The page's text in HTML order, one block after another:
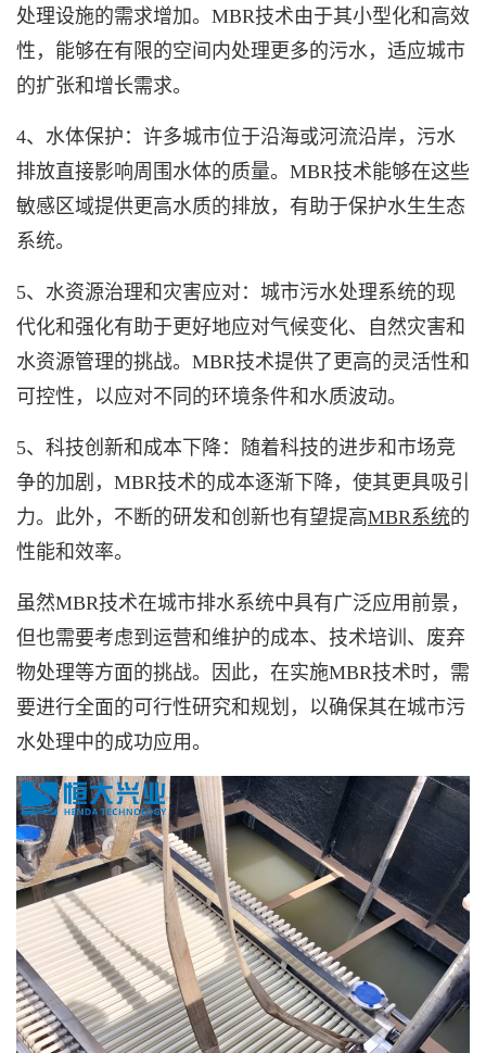
处理设施的需求增加。MBR技术由于其小型化和高效
性，能够在有限的空间内处理更多的污水，适应城市
的扩张和增长需求。
4、水体保护：许多城市位于沿海或河流沿岸，污水
排放直接影响周围水体的质量。MBR技术能够在这些
敏感区域提供更高水质的排放，有助于保护水生生态
系统。
5、水资源治理和灾害应对：城市污水处理系统的现
代化和强化有助于更好地应对气候变化、自然灾害和
水资源管理的挑战。MBR技术提供了更高的灵活性和
可控性，以应对不同的环境条件和水质波动。
5、科技创新和成本下降：随着科技的进步和市场竞
争的加剧，MBR技术的成本逐渐下降，使其更具吸引
力。此外，不断的研发和创新也有望提高MBR系统的
性能和效率。
虽然MBR技术在城市排水系统中具有广泛应用前景，
但也需要考虑到运营和维护的成本、技术培训、废弃
物处理等方面的挑战。因此，在实施MBR技术时，需
要进行全面的可行性研究和规划，以确保其在城市污
水处理中的成功应用。